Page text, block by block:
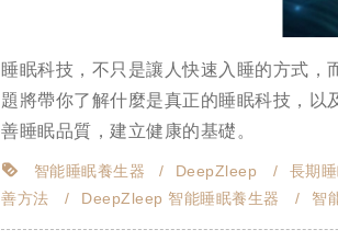
睡眠科技，不只是讓人快速入睡的方式
題將帶你了解什麼是真正的睡眠科技，
善睡眠品質，建立健康的基礎。
智能睡眠養生器 DeepZleep 長期
善方法
DeepZleep 智能睡眠養生器 智